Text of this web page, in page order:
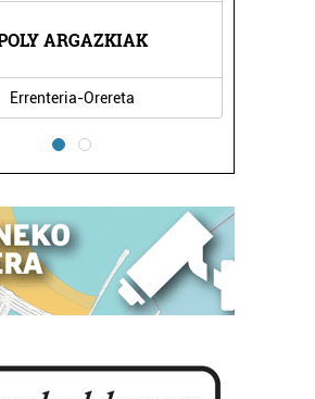
PIO BAROJA BHI
Irun